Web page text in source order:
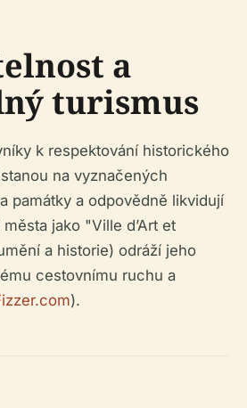
a
turismus
k respektování historického
na vyznačených
památky a odpovědně likvidují
jako "Ville d’Art et
a historie) odráží jeho
cestovnímu ruchu a
).